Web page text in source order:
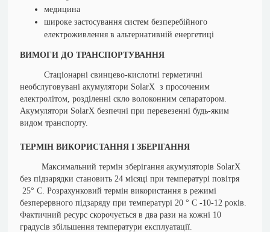
медицина
широке застосування систем безперебійного
електроживлення в альтернативній енергетиці
ВИМОГИ ДО ТРАНСПОРТУВАННЯ
Стаціонарні свинцево-кислотні герметичні
необслуговувані акумулятори SolarX з просоченим
електролітом, розділенні скло волоконним сепаратором.
Акумулятори SolarX безпечні при перевезенні будь-яким
видом транспорту.
ТЕРМІН ВИКОРИСТАННЯ І ЗБЕРІГАННЯ
Максимальний термін зберігання акумуляторів SolarX
без підзарядки становить 24 місяці при температурі повітря
25° С. Розрахунковий термін використання в режимі
безперервного підзаряду при температурі 20 ° С -10-12 років.
Фактичний ресурс скорочується в два рази на кожні 10
градусів збільшення температури експлуатації.